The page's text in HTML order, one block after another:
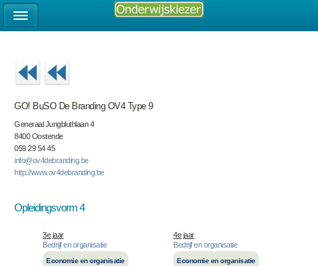
GO! BuSO De Branding OV4 Type 9
Generaal Jungbluthlaan 4
8400 Oostende
059 29 54 45
info@ov4debranding.be
http://www.ov4debranding.be
Opleidingsvorm 4
3e jaar
4e jaar
Bedrijf en organisatie
Economie en organisatie
Bedrijf en organisatie
Economie en organisatie